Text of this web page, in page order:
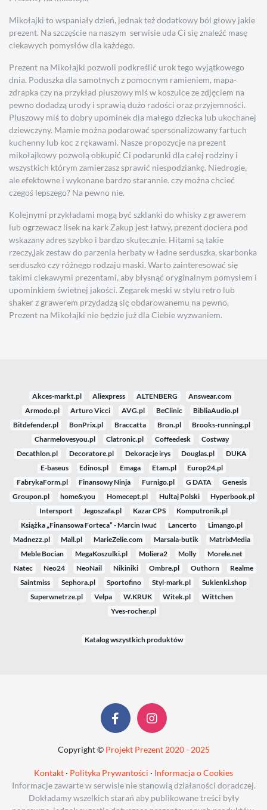
Mikołajki to wspaniały dzień, jednak też dodatkowy ból głowy jakie
prezent. Na szczęście na naszym serwisie uda Ci się znaleźć masę
ciekawych pomysłów dla każdego.
Prezent na Mikołajki pozwoli podkreślić urok tego wyjątkowego
dnia. Poduszka dla samotnych z pomocnym ramieniem, mapa-
zdrapka czy na przykład pluszowy miś w koszulce ze zdjęciem na
pewno dodadzą urody i sprawią dużo radości oraz przyjemności.
Pluszowy miś to dobry upominek dla małego dziecka lub ukochanej
dziewczyny. Mamie można podarować spersonalizowany fartuch
kuchenny lub koc z rękawami. Nasze propozycje na prezent
mikołajkowy pozwolą obkupić Ci podarunki dla całej rodziny i
wszystkich którym zamierzasz sprawić niespodziankę. Niedrogie,
ale efektowne i wykonane bardzo starannie. czy można chcieć
czegoś lepszego? Na pewno nie.
Kolejnymi przykładami mogą być szklanki do whisky z grawerem
lub ogrzewacz lisek na kark Zakup jest łatwy, prezent dociera pod
wskazany adres szybko i bardzo skutecznie. Hitami są takie
rzeczy,jak zestaw do parzenia herbaty w ładne serduszka, skarbonka
serduszko czy różnego rodzaju maski. Warto zainteresować się
takimi ciekawymi prezentami, aby błysnąć oryginalnym pomysłem i
upominkiem świetnej jakości. Zegarek męski w stylu retro lub
shaker z grawerem przydadzą się obdarowanemu na pewno.
Prezent na Mikołajki nie będzie już dla Ciebie wyzwaniem.
Akces-markt.pl Aliexpress ALTENBERG
Answear.com
Armodo.pl
Arturo Vicci AVG.pl BeClinic
BibliaAudio.pl
Bitdefender.pl
BonPrix.pl Braccatta Bron.pl
Brooks-running.pl
Charmelovesyou.pl
Clatronic.pl Coffeedesk
Costway
Decathlon.pl
Decoratore.pl Dekoracje irys Douglas.pl
DUKA
E-baseus
Edinos.pl Emaga Etam.pl
Europ24.pl
FabrykaForm.pl
Finansowy Ninja Furnigo.pl G DATA
Genesis
Groupon.pl
home&you Homecept.pl Hultaj Polski
Hyperbook.pl
Intersport
Jegoszafa.pl Kazar CPS
Komputronik.pl
Książka „Finansowa Forteca” - Marcin Iwuć
Lancerto
Limango.pl
Madnezz.pl
Mall.pl MarieZelie.com Marsala-butik
MatrixMedia
Meble Bocian
MegaKoszulki.pl Moliera2 Molly
Morele.net
Natec
Neo24 NeoNail Nikiniki Ombre.pl Outhorn
Realme
Saintmiss
Sephora.pl Sportofino Styl-mark.pl
Sukienki.shop
Superwnetrze.pl
Velpa W.KRUK Witek.pl
Wittchen
Yves-rocher.pl
Katalog wszystkich produktów
Copyright © Projekt Prezent 2020 - 2025
Kontakt · Polityka Prywantości · Informacja o Cookies
Informacje zawarte w serwisie nie stanowią działaności doradczej.
Dokładamy wszelkich starań aby publikowane treści były